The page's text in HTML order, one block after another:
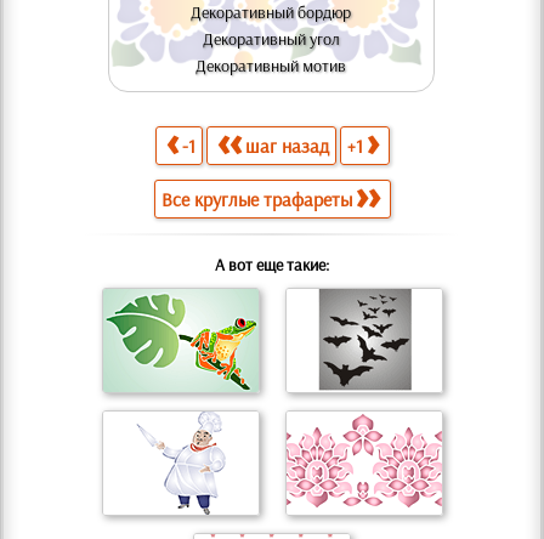
Декоративный бордюр
Декоративный угол
Декоративный мотив
-1 шаг назад +1
Все круглые трафареты
А вот еще такие: